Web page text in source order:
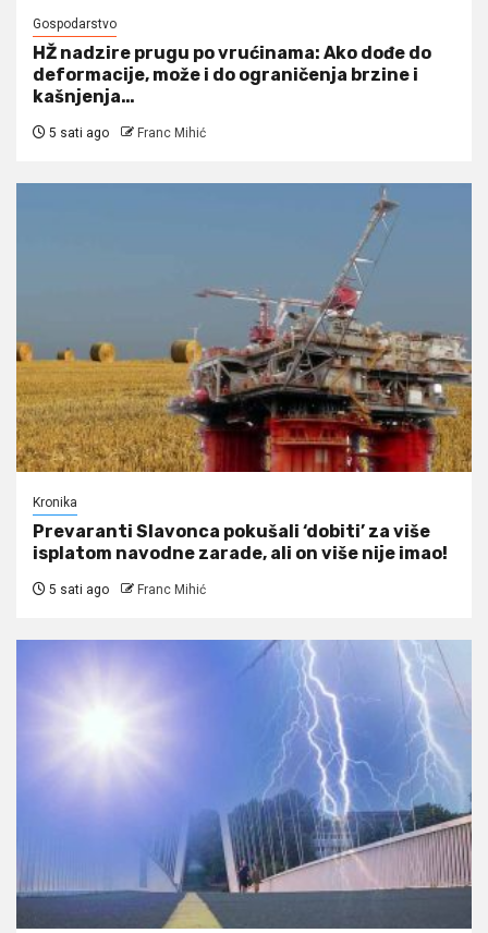
Gospodarstvo
HŽ nadzire prugu po vrućinama: Ako dođe do
deformacije, može i do ograničenja brzine i
kašnjenja…
5 sati ago Franc Mihić
Kronika
Prevaranti Slavonca pokušali ‘dobiti’ za više
isplatom navodne zarade, ali on više nije imao!
5 sati ago Franc Mihić